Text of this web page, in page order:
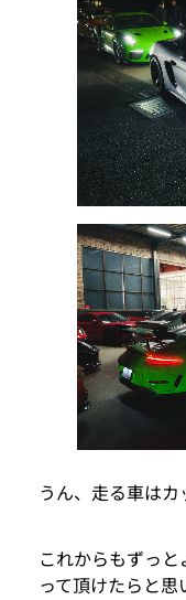
うん、走る車はカ
これからもずっ
って頂けたらと思